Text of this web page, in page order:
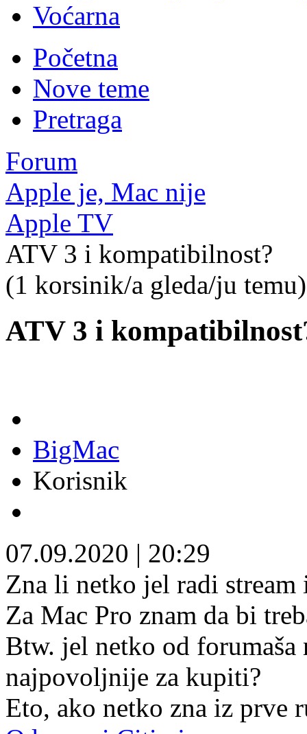
Voćarna
Početna
Nove teme
Pretraga
Forum
Apple je, Mac nije
Apple TV
ATV 3 i kompatibilnost?
(1 korsinik/a gleda/ju
ATV 3 i
BigMac
Korisnik
07.09.2020 | 20:29
Zna li netko jel radi
Za Mac Pro znam da bi
Btw. jel netko od
najpovoljnije za kupiti?
Eto, ako netko zna iz prve